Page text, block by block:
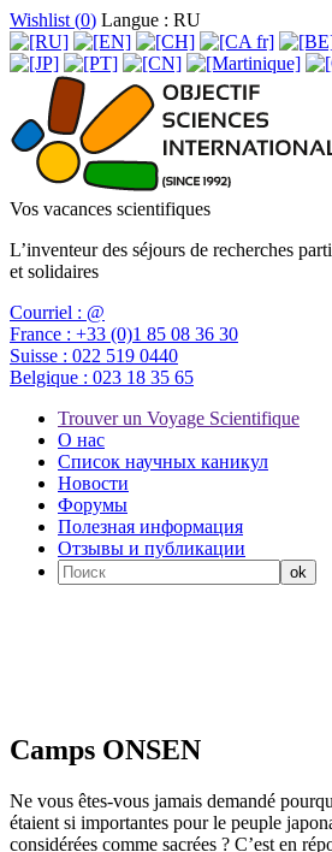
Wishlist (0) Langue : RU
Vos vacances scientifiques
L’inventeur des séjours de recherches
et solidaires
Courriel : @
France : +33 (0)1 85 08 36 30
Suisse : 022 519 0440
Belgique : 023 18 35 65
Trouver un Voyage Scientifique
О нас
Список научных каникул
Новости
Форумы
Полезная информация
Отзывы и публикации
Camps ONSEN
Ne vous êtes-vous jamais demandé
étaient si importantes pour le peuple
considérées comme sacrées ? C’est en